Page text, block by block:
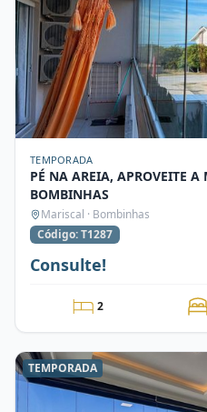
TEMPORADA
PÉ NA AREIA, APROVEITE A
BOMBINHAS
Mariscal · Bombinhas
Código: T1287
Consulte!
2
TEMPORADA